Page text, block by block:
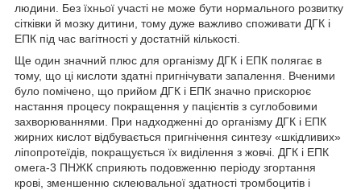
людини. Без їхньої участі не може бути нормального розвитку
сітківки й мозку дитини, тому дуже важливо споживати ДГК і
ЕПК під час вагітності у достатній кількості.
Ще один значний плюс для організму ДГК і ЕПК полягає в
тому, що ці кислоти здатні пригнічувати запалення. Вченими
було помічено, що прийом ДГК і ЕПК значно прискорює
настання процесу покращення у пацієнтів з суглобовими
захворюваннями. При надходженні до організму ДГК і ЕПК
жирних кислот відбувається пригнічення синтезу «шкідливих»
ліпопротеїдів, покращується їх виділення з жовчі. ДГК і ЕПК
омега-3 ПНЖК сприяють подовженню періоду згортання
крові, зменшенню склеювальної здатності тромбоцитів і